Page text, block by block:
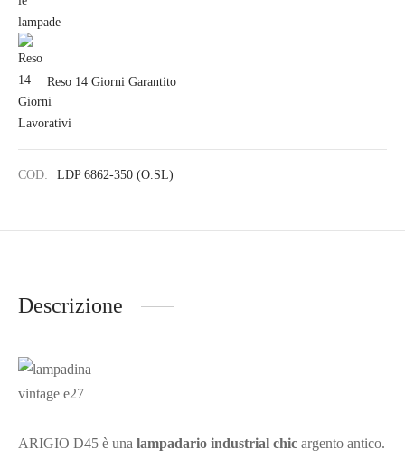
Reso 14 Giorni Garantito
COD: LDP 6862-350 (O.SL)
Descrizione
ARIGIO D45 è una lampadario industrial chic argento antico.